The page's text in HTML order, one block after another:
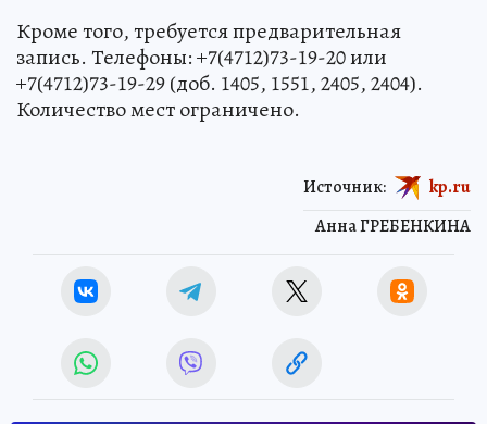
Кроме того, требуется предварительная
запись. Телефоны: +7(4712)73-19-20 или
+7(4712)73-19-29 (доб. 1405, 1551, 2405, 2404).
Количество мест ограничено.
Анна ГРЕБЕНКИНА
Источник: kp.ru